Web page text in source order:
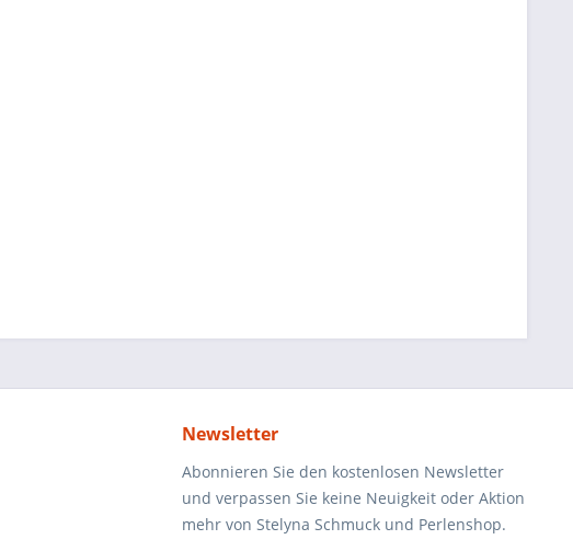
Newsletter
Abonnieren Sie den kostenlosen Newsletter
und verpassen Sie keine Neuigkeit oder Aktion
mehr von Stelyna Schmuck und Perlenshop.